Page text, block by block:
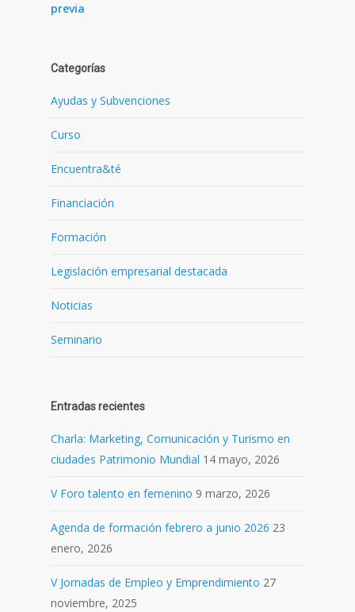
previa
Categorías
Ayudas y Subvenciones
Curso
Encuentra&té
Financiación
Formación
Legislación empresarial destacada
Noticias
Seminario
Entradas recientes
Charla: Marketing, Comunicación y Turismo en
ciudades Patrimonio Mundial 14 mayo, 2026
V Foro talento en femenino 9 marzo, 2026
Agenda de formación febrero a junio 2026 23
enero, 2026
V Jornadas de Empleo y Emprendimiento 27
noviembre, 2025